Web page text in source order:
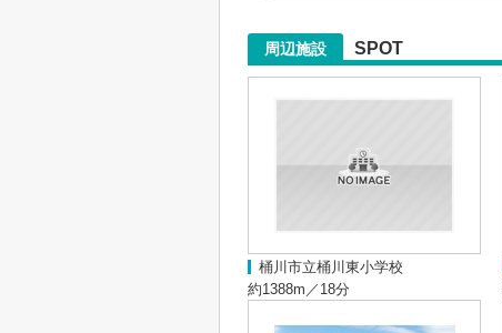
周辺施設 SPOT
桶川市立桶川東小学校
約1388m／18分